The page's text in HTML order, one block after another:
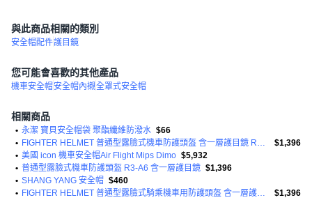
與此商品相關的類別
安全帽配件護目鏡
您可能會喜歡的其他產品
機車安全帽安全帽內襯全罩式安全帽
相關商品
• 永潔 寶貝安全帽袋 聚酯纖維防潑水 $66
•
FIGHTER HELMET 普通型露臉式機車防護頭盔 含一層護目鏡 R3-A6
$1,396
• 美國 icon 機車安全帽Air Flight Mips Dimo $5,932
• 普通型露臉式機車防護頭盔 R3-A6 含一層護目鏡 $1,396
• SHANG YANG 安全帽 $460
•
FIGHTER HELMET 普通型露臉式騎乘機車用防護頭盔 含一層護目鏡 R3A6 1350g
$1,396